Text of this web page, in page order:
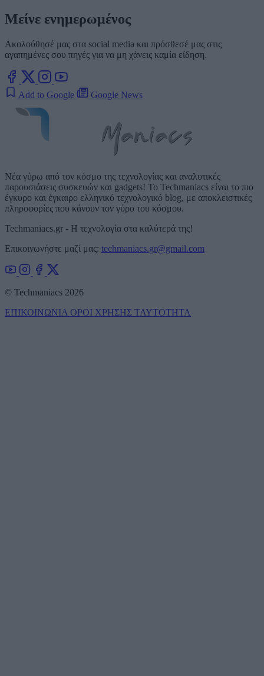
Μείνε ενημερωμένος
Ακολούθησέ μας στα social media και πρόσθεσέ μας στις
αγαπημένες σου πηγές για να μη χάνεις καμία είδηση.
Add to Google Google News
Νέα γύρω από τον κόσμο της τεχνολογίας και αναλυτικές
παρουσιάσεις συσκευών και gadgets! Το Techmaniacs είναι το πιο
έγκυρο και έγκαιρο ελληνικό τεχνολογικό blog, με αποκλειστικές
πληροφορίες που κάνουν τον γύρο του κόσμου.
Techmaniacs.gr - Η τεχνολογία στα καλύτερά της!
Επικοινωνήστε μαζί μας: techmaniacs.gr@gmail.com
© Techmaniacs 2026
ΕΠΙΚΟΙΝΩΝΙΑ ΟΡΟΙ ΧΡΗΣΗΣ ΤΑΥΤΟΤΗΤΑ